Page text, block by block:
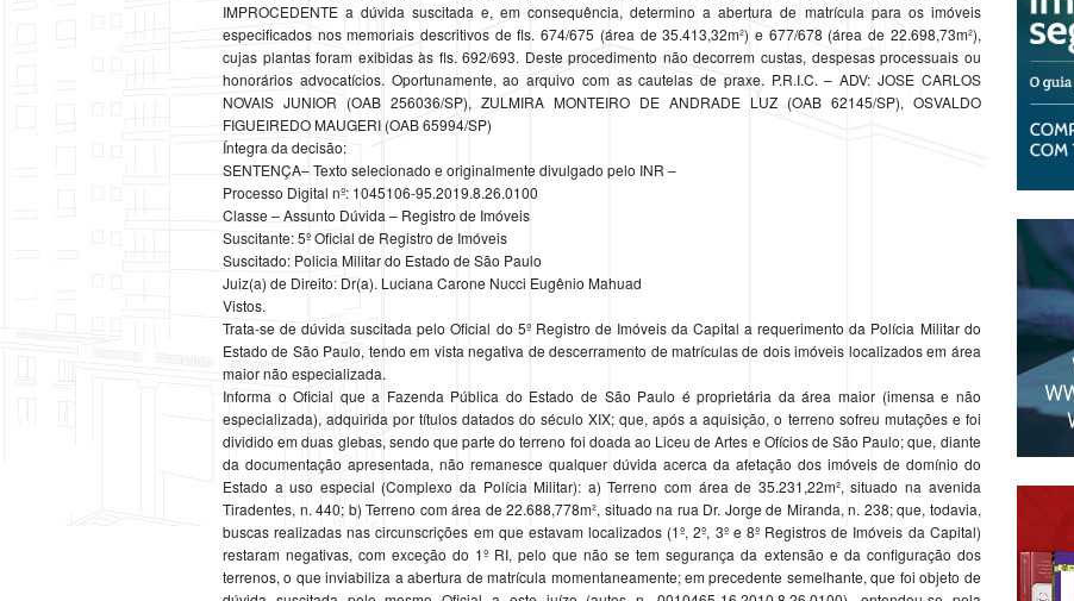
IMPROCEDENTE a dúvida suscitada e, em consequência, determino a abertura de matrícula para os imóveis
especificados nos memoriais descritivos de fls. 674/675 (área de 35.413,32m²) e 677/678 (área de 22.698,73m²),
cujas plantas foram exibidas às fls. 692/693. Deste procedimento não decorrem custas, despesas processuais ou
honorários advocatícios. Oportunamente, ao arquivo com as cautelas de praxe. P.R.I.C. – ADV: JOSE CARLOS
NOVAIS JUNIOR (OAB 256036/SP), ZULMIRA MONTEIRO DE ANDRADE LUZ (OAB 62145/SP), OSVALDO
FIGUEIREDO MAUGERI (OAB 65994/SP)
Íntegra da decisão:
SENTENÇA– Texto selecionado e originalmente divulgado pelo INR –
Processo Digital nº: 1045106-95.2019.8.26.0100
Classe – Assunto Dúvida – Registro de Imóveis
Suscitante: 5º Oficial de Registro de Imóveis
Suscitado: Policia Militar do Estado de São Paulo
Juiz(a) de Direito: Dr(a). Luciana Carone Nucci Eugênio Mahuad
Vistos.
Trata-se de dúvida suscitada pelo Oficial do 5º Registro de Imóveis da Capital a requerimento da Polícia Militar do
Estado de São Paulo, tendo em vista negativa de descerramento de matrículas de dois imóveis localizados em área
maior não especializada.
Informa o Oficial que a Fazenda Pública do Estado de São Paulo é proprietária da área maior (imensa e não
especializada), adquirida por títulos datados do século XIX; que, após a aquisição, o terreno sofreu mutações e foi
dividido em duas glebas, sendo que parte do terreno foi doada ao Liceu de Artes e Ofícios de São Paulo; que, diante
da documentação apresentada, não remanesce qualquer dúvida acerca da afetação dos imóveis de domínio do
Estado a uso especial (Complexo da Polícia Militar): a) Terreno com área de 35.231,22m², situado na avenida
Tiradentes, n. 440; b) Terreno com área de 22.688,778m², situado na rua Dr. Jorge de Miranda, n. 238; que, todavia,
buscas realizadas nas circunscrições em que estavam localizados (1º, 2º, 3º e 8º Registros de Imóveis da Capital)
restaram negativas, com exceção do 1º RI, pelo que não se tem segurança da extensão e da configuração dos
terrenos, o que inviabiliza a abertura de matrícula momentaneamente; em precedente semelhante, que foi objeto de